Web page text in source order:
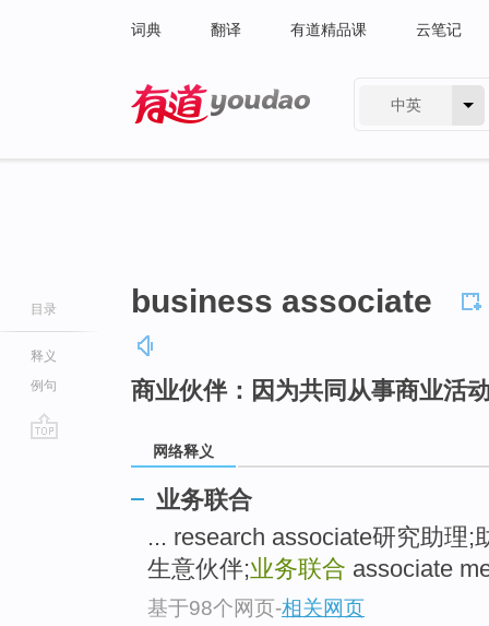
词典 翻译 有道精品课 云笔记
中英
目录
释义
例句
business associate
商业伙伴：因为共同从事商业活
网络释义
业务联合
... research associate研究助理;
生意伙伴;业务联合 associate
基于98个网页-相关网页